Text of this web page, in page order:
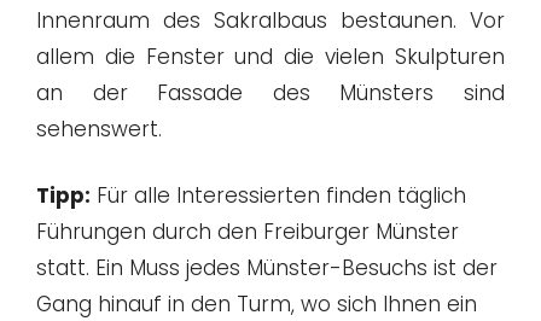
Innenraum des Sakralbaus bestaunen. Vor
allem die Fenster und die vielen Skulpturen
an der Fassade des Münsters sind
sehenswert.
Tipp: Für alle Interessierten finden täglich
Führungen durch den Freiburger Münster
statt. Ein Muss jedes Münster-Besuchs ist der
Gang hinauf in den Turm, wo sich Ihnen ein